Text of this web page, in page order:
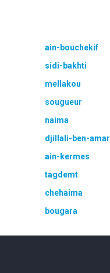
ain-bouchekif
sidi-bakhti
mellakou
sougueur
naima
djillali-ben-amar
ain-kermes
tagdemt
chehaima
bougara